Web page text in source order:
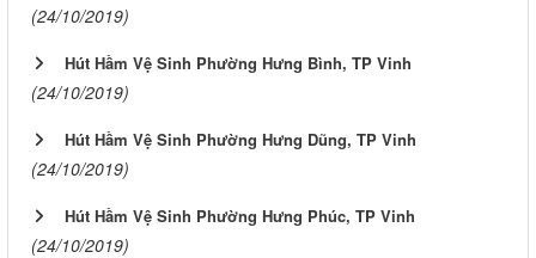
(24/10/2019)
Hút Hầm Vệ Sinh Phường Hưng Bình, TP Vinh
(24/10/2019)
Hút Hầm Vệ Sinh Phường Hưng Dũng, TP Vinh
(24/10/2019)
Hút Hầm Vệ Sinh Phường Hưng Phúc, TP Vinh
(24/10/2019)